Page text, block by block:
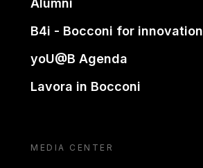
Alumni
B4i - Bocconi for innovation
yoU@B Agenda
Lavora in Bocconi
MEDIA CENTER